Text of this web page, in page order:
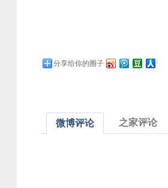
分享给你的圈子
微博评论 之家评论